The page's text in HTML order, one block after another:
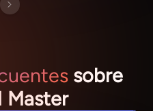
sobre
Master